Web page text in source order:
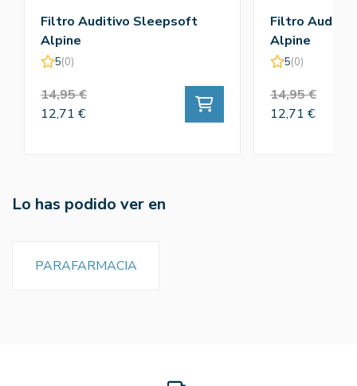
Filtro Auditivo Sleepsoft
Alpine
5(0)
14,95 €
12,71 €
Filtro
Alpine
5(0)
14,95 €
12,71 €
Lo has podido ver en
PARAFARMACIA